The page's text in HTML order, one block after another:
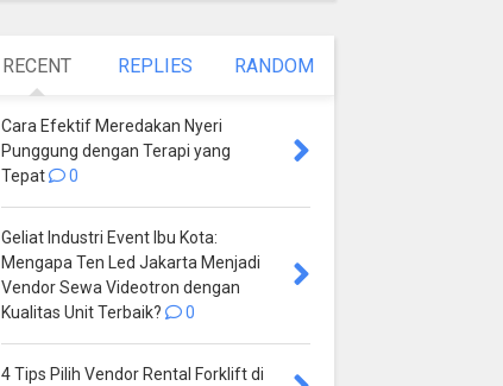
RECENT REPLIES RANDOM
Cara Efektif Meredakan Nyeri
Punggung dengan Terapi yang
Tepat
0
Geliat Industri Event Ibu Kota:
Mengapa Ten Led Jakarta Menjadi
Vendor Sewa Videotron dengan
Kualitas Unit Terbaik?
0
4 Tips Pilih Vendor Rental Forklift di